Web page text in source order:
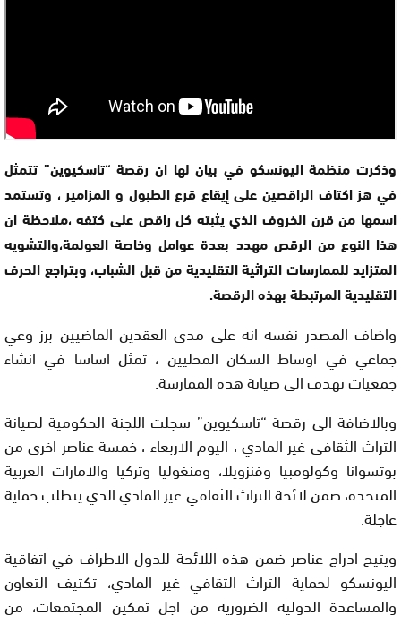
وذكرت منظمة اليونسكو في بيان لها ان رقصة “تاسكيوين” تتمثل
في هز اكتاف الراقصين على إيقاع قرع الطبول و المزامير ، وتستمد
اسمها من قرن الخروف الذي يثبته كل راقص على كتفه ،ملاحظة ان
هذا النوع من الرقص مهدد بعدة عوامل وخاصة العولمة،والتشويه
المتزايد للممارسات التراثية التقليدية من قبل الشباب، وبتراجع الحرف
التقليدية المرتبطة بهذه الرقصة.
واضاف المصدر نفسه انه على مدى العقدين الماضيين برز وعي
جماعي في اوساط السكان المحليين ، تمثل اساسا في انشاء
جمعيات تهدف الى صيانة هذه الممارسة.
وبالاضافة الى رقصة “تاسكيوين” سجلت اللجنة الحكومية لصيانة
التراث الثقافي غير المادي ، اليوم الاربعاء ، خمسة عناصر اخرى من
بوتسوانا وكولومبيا وفنزويلا، ومنغوليا وتركيا والامارات العربية
المتحدة، ضمن لائحة التراث الثقافي غير المادي الذي يتطلب حماية
عاجلة.
ويتيح ادراج عناصر ضمن هذه اللائحة للدول الاطراف في اتفاقية
اليونسكو لحماية التراث الثقافي غير المادي، تكثيف التعاون
والمساعدة الدولية الضرورية من اجل تمكين المجتمعات، من